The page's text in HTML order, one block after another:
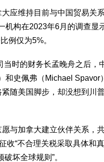
应维持目前与中国贸易关
机构在2023年6月的调查显
例仅为5%。
时的财务长孟晚舟之后，
和史佩弗（Michael Spavor
随美国脚步，却没想到川
与加拿大建立伙伴关系，
收“不合理关税采取具体和
坏全球规则”。